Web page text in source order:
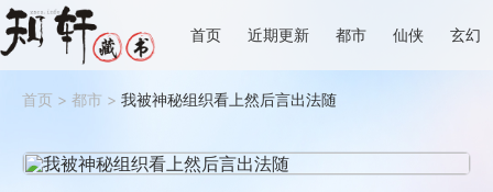
首页 近期更新 都市 仙侠 玄幻
首页 > 都市 > 我被神秘组织看上然后言出法随